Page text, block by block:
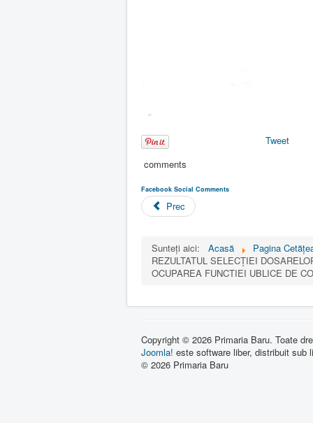
Tweet
comments
Facebook Social Comments
Prec
Sunteți aici: Acasă Pagina
REZULTATUL SELECȚIEI
OCUPAREA FUNCTIEI UBLICE DE
Copyright © 2026 Primaria Baru. Toate
Joomla! este software liber, distribuit sub
© 2026 Primaria Baru